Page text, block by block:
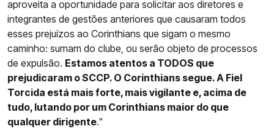
aproveita a oportunidade para solicitar aos diretores e
integrantes de gestões anteriores que causaram todos
esses prejuízos ao Corinthians que sigam o mesmo
caminho: sumam do clube, ou serão objeto de processos
de expulsão. Estamos atentos a TODOS que
prejudicaram o SCCP. O Corinthians segue. A Fiel
Torcida está mais forte, mais vigilante e, acima de
tudo, lutando por um Corinthians maior do que
qualquer dirigente."